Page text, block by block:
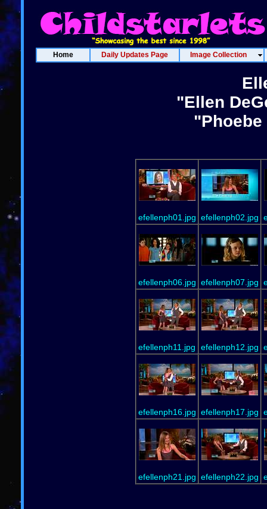
Home Daily Updates Page Image Collection
"Ellen
efellenph01.jpg efellenph02.jpg
efellenph06.jpg efellenph07.jpg
efellenph11.jpg efellenph12.jpg
efellenph16.jpg efellenph17.jpg
efellenph21.jpg efellenph22.jpg